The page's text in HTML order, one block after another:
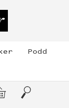
Podd
Sök